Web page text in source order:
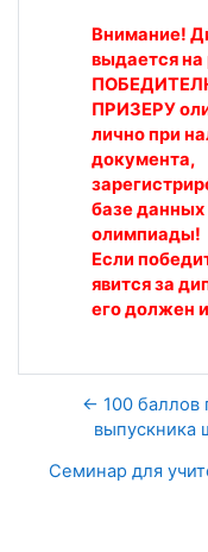
Внимание!
выдается на
ПРИЗЕРУ
лично при
документа,
базе данных
олимпиады!
Если
явится за
его должен
← 100 баллов
выпускника
Семинар для